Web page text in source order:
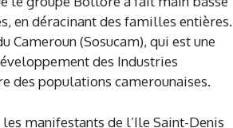
en déracinant des familles entières.
Cameroun (Sosucam), qui est une
des Industries
des populations camerounaises.